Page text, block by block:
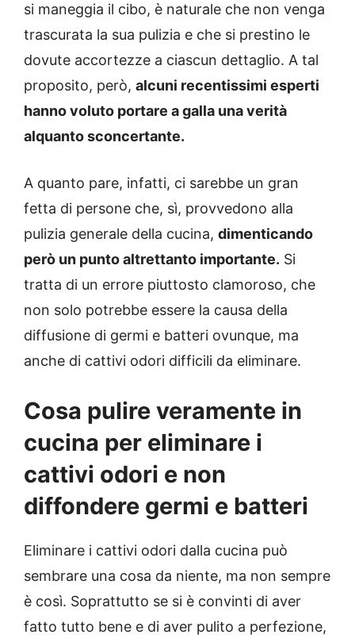
si maneggia il cibo, è naturale che non venga
trascurata la sua pulizia e che si prestino le
dovute accortezze a ciascun dettaglio. A tal
proposito, però, alcuni recentissimi esperti
hanno voluto portare a galla una verità
alquanto sconcertante.
A quanto pare, infatti, ci sarebbe un gran
fetta di persone che, sì, provvedono alla
pulizia generale della cucina, dimenticando
però un punto altrettanto importante. Si
tratta di un errore piuttosto clamoroso, che
non solo potrebbe essere la causa della
diffusione di germi e batteri ovunque, ma
anche di cattivi odori difficili da eliminare.
Cosa pulire veramente in
cucina per eliminare i
cattivi odori e non
diffondere germi e batteri
Eliminare i cattivi odori dalla cucina può
sembrare una cosa da niente, ma non sempre
è così. Soprattutto se si è convinti di aver
fatto tutto bene e di aver pulito a perfezione,